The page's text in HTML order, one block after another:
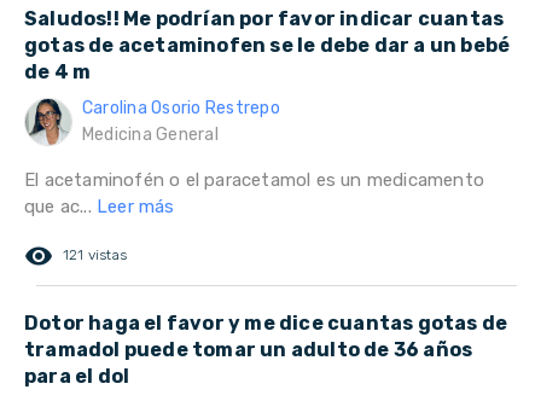
Saludos!! Me podrían por favor indicar cuantas
gotas de acetaminofen se le debe dar a un bebé
de 4 m
Carolina Osorio Restrepo
Medicina General
El acetaminofén o el paracetamol es un medicamento
que ac... Leer más
remove_red_eye 121 vistas
Dotor haga el favor y me dice cuantas gotas de
tramadol puede tomar un adulto de 36 años
para el dol